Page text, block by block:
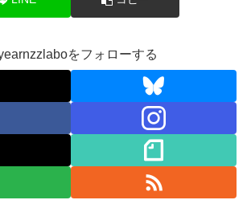
をフォローする